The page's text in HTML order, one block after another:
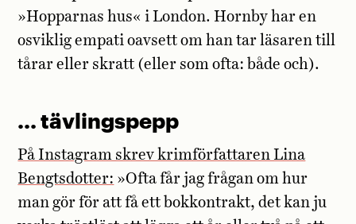
»Hopparnas hus« i London. Hornby har en
osviklig empati oavsett om han tar läsaren till
tårar eller skratt (eller som ofta: både och).
… tävlingspepp
På Instagram skrev krimförfattaren Lina
Bengtsdotter: »Ofta får jag frågan om hur
man gör för att få ett bokkontrakt, det kan ju